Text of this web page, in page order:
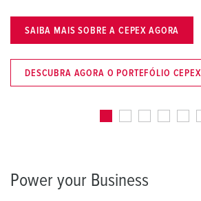
SAIBA MAIS AGORA
DESCUBRA AGORA O PORTEFÓLIO
Power your Business